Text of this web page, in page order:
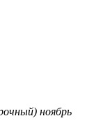
ноябрь